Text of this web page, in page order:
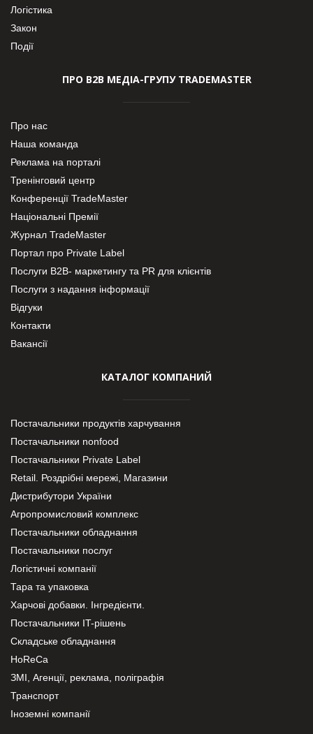
Логістика
Закон
Події
ПРО В2В МЕДІА-ГРУПУ TRADEMASTER
Про нас
Наша команда
Реклама на порталі
Тренінговий центр
Конференції TradeMaster
Національні Премії
Журнал TradeMaster
Портал про Private Label
Послуги В2В- маркетингу та PR для клієнтів
Послуги з надання інформації
Відгуки
Контакти
Вакансії
КАТАЛОГ КОМПАНИЙ
Постачальники продуктів харчування
Постачальники nonfood
Постачальники Private Label
Retail. Роздрібні мережі, Магазини
Дистрибутори України
Агропромисловий комплекс
Постачальники обладнання
Постачальники послуг
Логістичні компанії
Тара та упаковка
Харчові добавки. Інгредієнти.
Постачальники IT-рішень
Складське обладнання
HoReCa
ЗМІ, Агенції, реклама, поліграфія
Транспорт
Іноземні компанії